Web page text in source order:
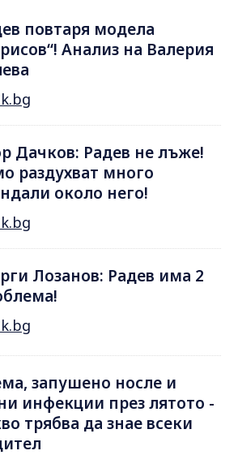
повтаря модела
Анализ на Валерия
Дачков: Радев не лъже!
раздухват много
около него!
Лозанов: Радев има 2
запушено носле и
инфекции през лятотo -
трябва да знае всеки